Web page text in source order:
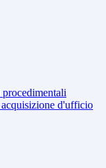
d'ufficio